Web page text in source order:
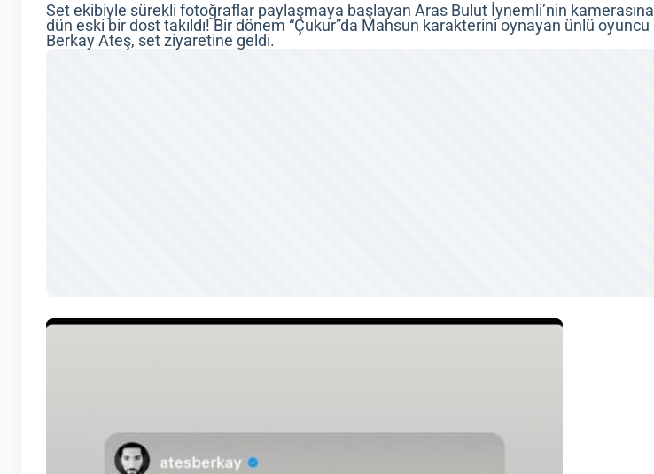
Set ekibiyle sürekli fotoğraflar paylaşmaya başlayan Aras Bulut İynemli’nin kamerasına
dün eski bir dost takıldı! Bir dönem “Çukur”da Mahsun karakterini oynayan ünlü oyuncu
Berkay Ateş, set ziyaretine geldi.